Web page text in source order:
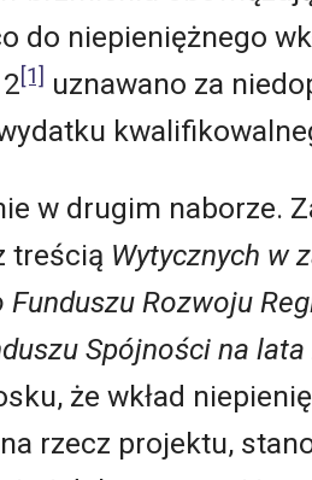
do niepieniężnego
[1] uznawano za
w drugim naborze.
treścią Wytycznych w
Rozwoju
Spójności na
że wkład
rzecz projektu,